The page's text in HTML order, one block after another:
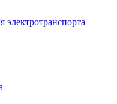
электротранспорта